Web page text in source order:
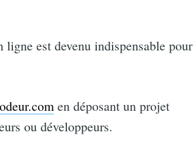
est devenu indispensable pour
en déposant un projet
ou développeurs.